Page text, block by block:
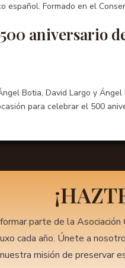
español. Formado en el
aniversario
Botia, David Largo y
para celebrar el 500
parte de la
cada año. Únete a
nuestra misión de preservar